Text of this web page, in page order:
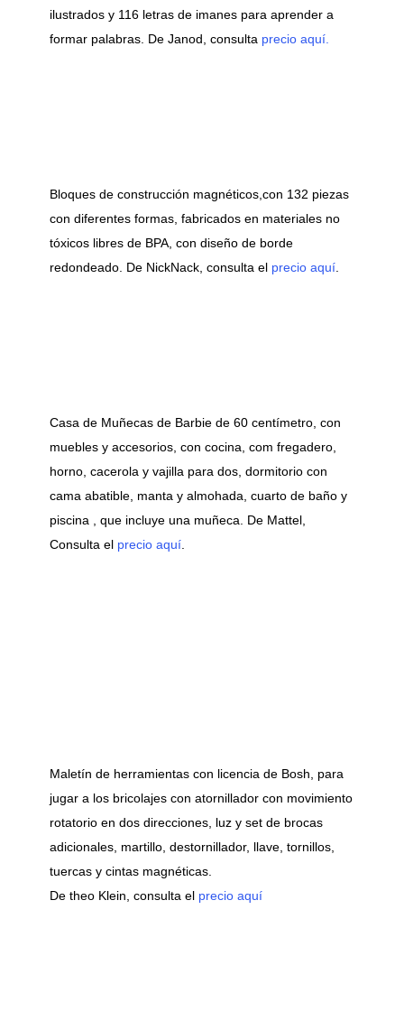
ilustrados y 116 letras de imanes para aprender a
formar palabras. De Janod, consulta precio aquí.
Bloques de construcción magnéticos,con 132 piezas
con diferentes formas, fabricados en materiales no
tóxicos libres de BPA, con diseño de borde
redondeado. De NickNack, consulta el precio aquí.
Casa de Muñecas de Barbie de 60 centímetro, con
muebles y accesorios, con cocina, com fregadero,
horno, cacerola y vajilla para dos, dormitorio con
cama abatible, manta y almohada, cuarto de baño y
piscina , que incluye una muñeca. De Mattel,
Consulta elprecio aquí.
Maletín de herramientas con licencia de Bosh, para
jugar a los bricolajes con atornillador con movimiento
rotatorio en dos direcciones, luz y set de brocas
adicionales, martillo, destornillador, llave, tornillos,
tuercas y cintas magnéticas.
De theo Klein, consulta el precio aquí